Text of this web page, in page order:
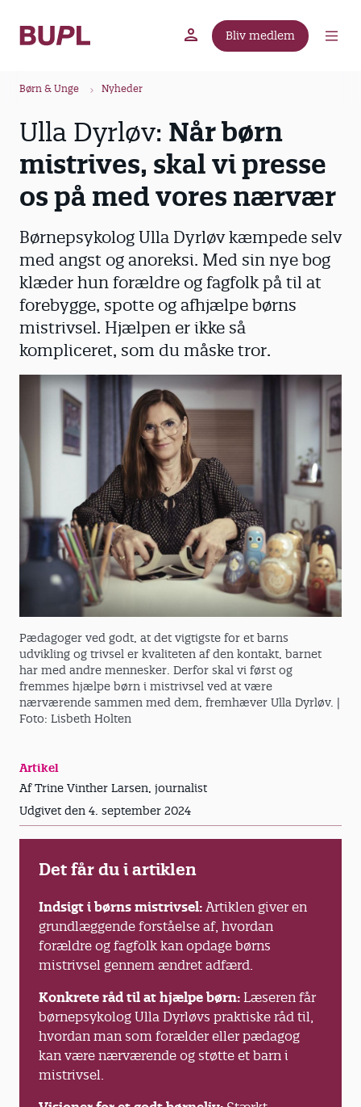
Bliv medlem
Børn & Unge Nyheder
Ulla Dyrløv: Når børn
mistrives, skal vi presse
os på med vores nærvær
Børnepsykolog Ulla Dyrløv kæmpede selv
med angst og anoreksi. Med sin nye bog
klæder hun forældre og fagfolk på til at
forebygge, spotte og afhjælpe børns
mistrivsel. Hjælpen er ikke så
kompliceret, som du måske tror.
Pædagoger ved godt, at det vigtigste for et barns
udvikling og trivsel er kvaliteten af den kontakt, barnet
har med andre mennesker. Derfor skal vi først og
fremmes hjælpe børn i mistrivsel ved at være
nærværende sammen med dem, fremhæver Ulla Dyrløv. |
Foto: Lisbeth Holten
Artikel
Af Trine Vinther Larsen, journalist
Udgivet den 4. september 2024
Det får du i artiklen
Indsigt i børns mistrivsel: Artiklen giver en
grundlæggende forståelse af, hvordan
forældre og fagfolk kan opdage børns
mistrivsel gennem ændret adfærd.
Konkrete råd til at hjælpe børn: Læseren får
børnepsykolog Ulla Dyrløvs praktiske råd til,
hvordan man som forælder eller pædagog
kan være nærværende og støtte et barn i
mistrivsel.